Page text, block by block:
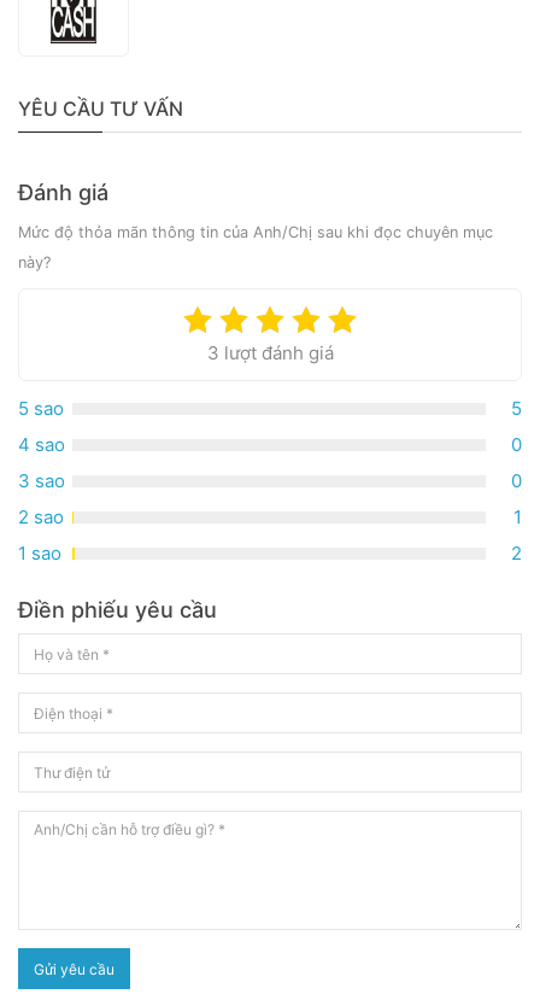
YÊU CẦU TƯ VẤN
Đánh giá
Mức độ thỏa mãn thông tin của Anh/Chị sau khi đọc chuyên mục
này?
3 lượt đánh giá
5 sao
5
4 sao
0
3 sao
0
2 sao
1
1 sao
2
Điền phiếu yêu cầu
Gửi yêu cầu